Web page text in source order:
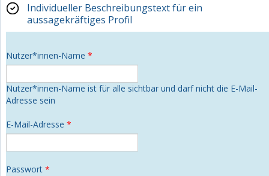
Individueller Beschreibungstext für ein
aussagekräftiges Profil
Nutzer*innen-Name *
Nutzer*innen-Name ist für alle sichtbar und darf nicht die E-Mail-
Adresse sein
E-Mail-Adresse *
Passwort *